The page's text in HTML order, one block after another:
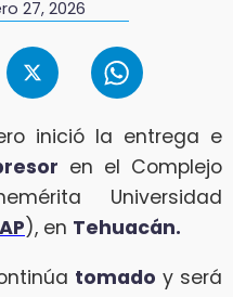
27, 2026
inició la entrega e
en el Complejo
Universidad
), en Tehuacán.
tomado y será